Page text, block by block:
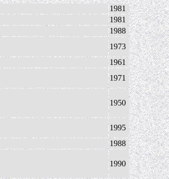
1981
1981
1988
1973
1961
1971
1950
1995
1988
1990